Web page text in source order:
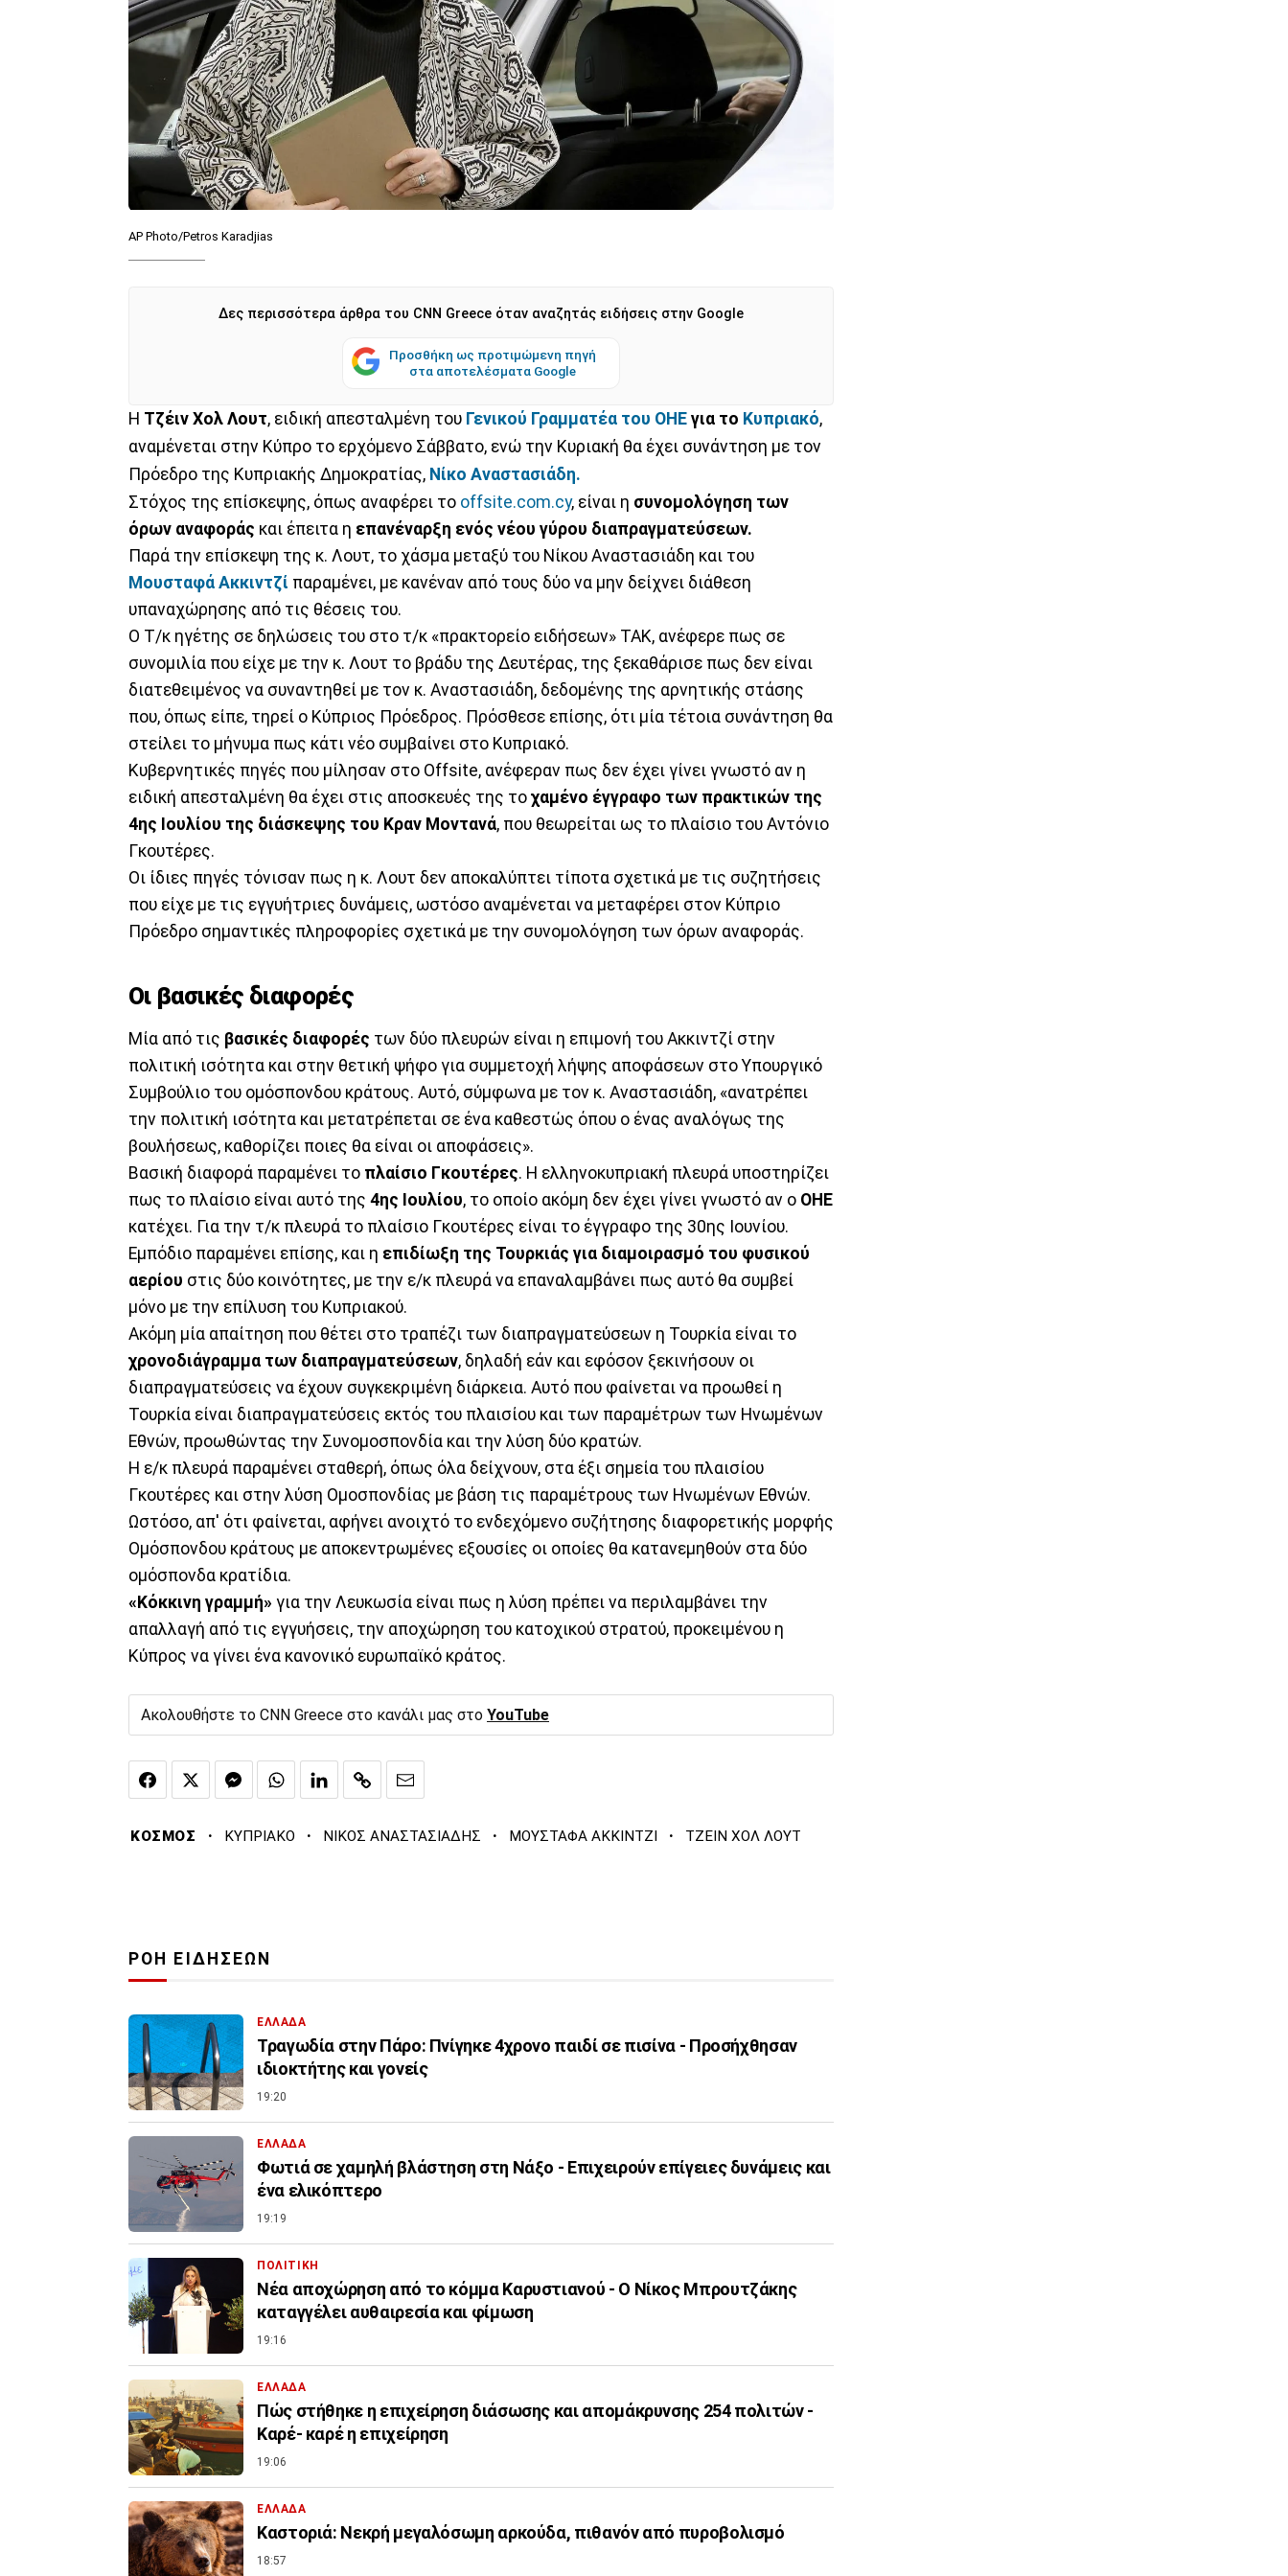
AP Photo/Petros Karadjias
Δες περισσότερα άρθρα του CNN Greece όταν αναζητάς ειδήσεις στην Google
Προσθήκη ως προτιμώμενη πηγή
στα αποτελέσματα Google
Η Τζέιν Χολ Λουτ, ειδική απεσταλμένη του Γενικού Γραμματέα του ΟΗΕ για το Κυπριακό,
αναμένεται στην Κύπρο το ερχόμενο Σάββατο, ενώ την Κυριακή θα έχει συνάντηση με τον
Πρόεδρο της Κυπριακής Δημοκρατίας, Νίκο Αναστασιάδη.
Στόχος της επίσκεψης, όπως αναφέρει το offsite.com.cy, είναι η συνομολόγηση των
όρων αναφοράς και έπειτα η επανέναρξη ενός νέου γύρου διαπραγματεύσεων.
Παρά την επίσκεψη της κ. Λουτ, το χάσμα μεταξύ του Νίκου Αναστασιάδη και του
Μουσταφά Ακκιντζί παραμένει, με κανέναν από τους δύο να μην δείχνει διάθεση
υπαναχώρησης από τις θέσεις του.
Ο Τ/κ ηγέτης σε δηλώσεις του στο τ/κ «πρακτορείο ειδήσεων» ΤΑΚ, ανέφερε πως σε
συνομιλία που είχε με την κ. Λουτ το βράδυ της Δευτέρας, της ξεκαθάρισε πως δεν είναι
διατεθειμένος να συναντηθεί με τον κ. Αναστασιάδη, δεδομένης της αρνητικής στάσης
που, όπως είπε, τηρεί ο Κύπριος Πρόεδρος. Πρόσθεσε επίσης, ότι μία τέτοια συνάντηση θα
στείλει το μήνυμα πως κάτι νέο συμβαίνει στο Κυπριακό.
Κυβερνητικές πηγές που μίλησαν στο Offsite, ανέφεραν πως δεν έχει γίνει γνωστό αν η
ειδική απεσταλμένη θα έχει στις αποσκευές της το χαμένο έγγραφο των πρακτικών της
4ης Ιουλίου της διάσκεψης του Κραν Μοντανά, που θεωρείται ως το πλαίσιο του Αντόνιο
Γκουτέρες.
Οι ίδιες πηγές τόνισαν πως η κ. Λουτ δεν αποκαλύπτει τίποτα σχετικά με τις συζητήσεις
που είχε με τις εγγυήτριες δυνάμεις, ωστόσο αναμένεται να μεταφέρει στον Κύπριο
Πρόεδρο σημαντικές πληροφορίες σχετικά με την συνομολόγηση των όρων αναφοράς.
Οι βασικές διαφορές
Μία από τις βασικές διαφορές των δύο πλευρών είναι η επιμονή του Ακκιντζί στην
πολιτική ισότητα και στην θετική ψήφο για συμμετοχή λήψης αποφάσεων στο Υπουργικό
Συμβούλιο του ομόσπονδου κράτους. Αυτό, σύμφωνα με τον κ. Αναστασιάδη, «ανατρέπει
την πολιτική ισότητα και μετατρέπεται σε ένα καθεστώς όπου ο ένας αναλόγως της
βουλήσεως, καθορίζει ποιες θα είναι οι αποφάσεις».
Βασική διαφορά παραμένει το πλαίσιο Γκουτέρες. Η ελληνοκυπριακή πλευρά υποστηρίζει
πως το πλαίσιο είναι αυτό της 4ης Ιουλίου, το οποίο ακόμη δεν έχει γίνει γνωστό αν ο ΟΗΕ
κατέχει. Για την τ/κ πλευρά το πλαίσιο Γκουτέρες είναι το έγγραφο της 30ης Ιουνίου.
Εμπόδιο παραμένει επίσης, και η επιδίωξη της Τουρκιάς για διαμοιρασμό του φυσικού
αερίου στις δύο κοινότητες, με την ε/κ πλευρά να επαναλαμβάνει πως αυτό θα συμβεί
μόνο με την επίλυση του Κυπριακού.
Ακόμη μία απαίτηση που θέτει στο τραπέζι των διαπραγματεύσεων η Τουρκία είναι το
χρονοδιάγραμμα των διαπραγματεύσεων, δηλαδή εάν και εφόσον ξεκινήσουν οι
διαπραγματεύσεις να έχουν συγκεκριμένη διάρκεια. Αυτό που φαίνεται να προωθεί η
Τουρκία είναι διαπραγματεύσεις εκτός του πλαισίου και των παραμέτρων των Ηνωμένων
Εθνών, προωθώντας την Συνομοσπονδία και την λύση δύο κρατών.
Η ε/κ πλευρά παραμένει σταθερή, όπως όλα δείχνουν, στα έξι σημεία του πλαισίου
Γκουτέρες και στην λύση Ομοσπονδίας με βάση τις παραμέτρους των Ηνωμένων Εθνών.
Ωστόσο, απ' ότι φαίνεται, αφήνει ανοιχτό το ενδεχόμενο συζήτησης διαφορετικής μορφής
Ομόσπονδου κράτους με αποκεντρωμένες εξουσίες οι οποίες θα κατανεμηθούν στα δύο
ομόσπονδα κρατίδια.
«Κόκκινη γραμμή» για την Λευκωσία είναι πως η λύση πρέπει να περιλαμβάνει την
απαλλαγή από τις εγγυήσεις, την αποχώρηση του κατοχικού στρατού, προκειμένου η
Κύπρος να γίνει ένα κανονικό ευρωπαϊκό κράτος.
Ακολουθήστε το CNN Greece στο κανάλι μας στο YouTube
ΚΟΣΜΟΣ · ΚΥΠΡΙΑΚΟ · ΝΙΚΟΣ ΑΝΑΣΤΑΣΙΑΔΗΣ · ΜΟΥΣΤΑΦΑ ΑΚΚΙΝΤΖΙ · ΤΖΕΙΝ ΧΟΛ ΛΟΥΤ
ΡΟΗ ΕΙΔΗΣΕΩΝ
ΕΛΛΑΔΑ
Τραγωδία στην Πάρο: Πνίγηκε 4χρονο παιδί σε πισίνα - Προσήχθησαν
ιδιοκτήτης και γονείς
19:20
ΕΛΛΑΔΑ
Φωτιά σε χαμηλή βλάστηση στη Νάξο - Επιχειρούν επίγειες δυνάμεις και
ένα ελικόπτερο
19:19
ΠΟΛΙΤΙΚΗ
Νέα αποχώρηση από το κόμμα Καρυστιανού - Ο Νίκος Μπρουτζάκης
καταγγέλει αυθαιρεσία και φίμωση
19:16
ΕΛΛΑΔΑ
Πώς στήθηκε η επιχείρηση διάσωσης και απομάκρυνσης 254 πολιτών -
Καρέ- καρέ η επιχείρηση
19:06
ΕΛΛΑΔΑ
Καστοριά: Νεκρή μεγαλόσωμη αρκούδα, πιθανόν από πυροβολισμό
18:57